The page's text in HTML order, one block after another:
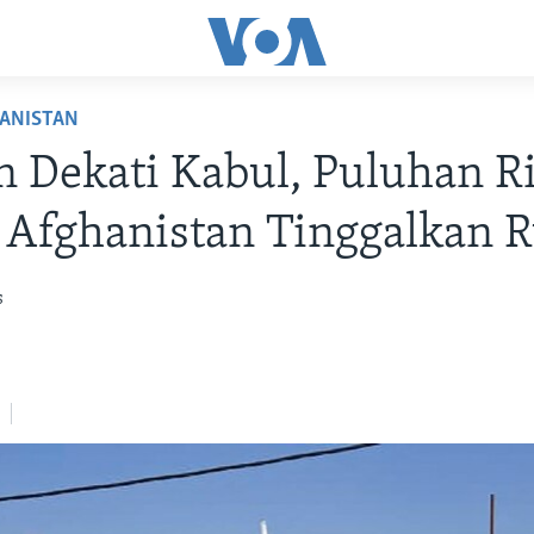
Dekati Kabul, Puluhan
Afghanistan Tinggalkan